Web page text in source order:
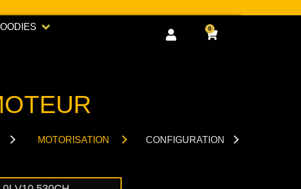
0
Cart
Open GOODIES
MOTORISATION CONFIGURATION